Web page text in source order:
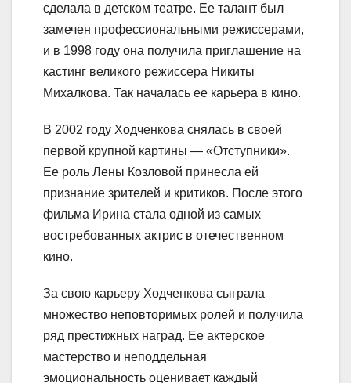
сделала в детском театре. Ее талант был
замечен профессиональными режиссерами,
и в 1998 году она получила приглашение на
кастинг великого режиссера Никиты
Михалкова. Так началась ее карьера в кино.
В 2002 году Ходченкова снялась в своей
первой крупной картины — «Отступники».
Ее роль Лены Козловой принесла ей
признание зрителей и критиков. После этого
фильма Ирина стала одной из самых
востребованных актрис в отечественном
кино.
За свою карьеру Ходченкова сыграла
множество неповторимых ролей и получила
ряд престижных наград. Ее актерское
мастерство и неподдельная
эмоциональность оценивает каждый